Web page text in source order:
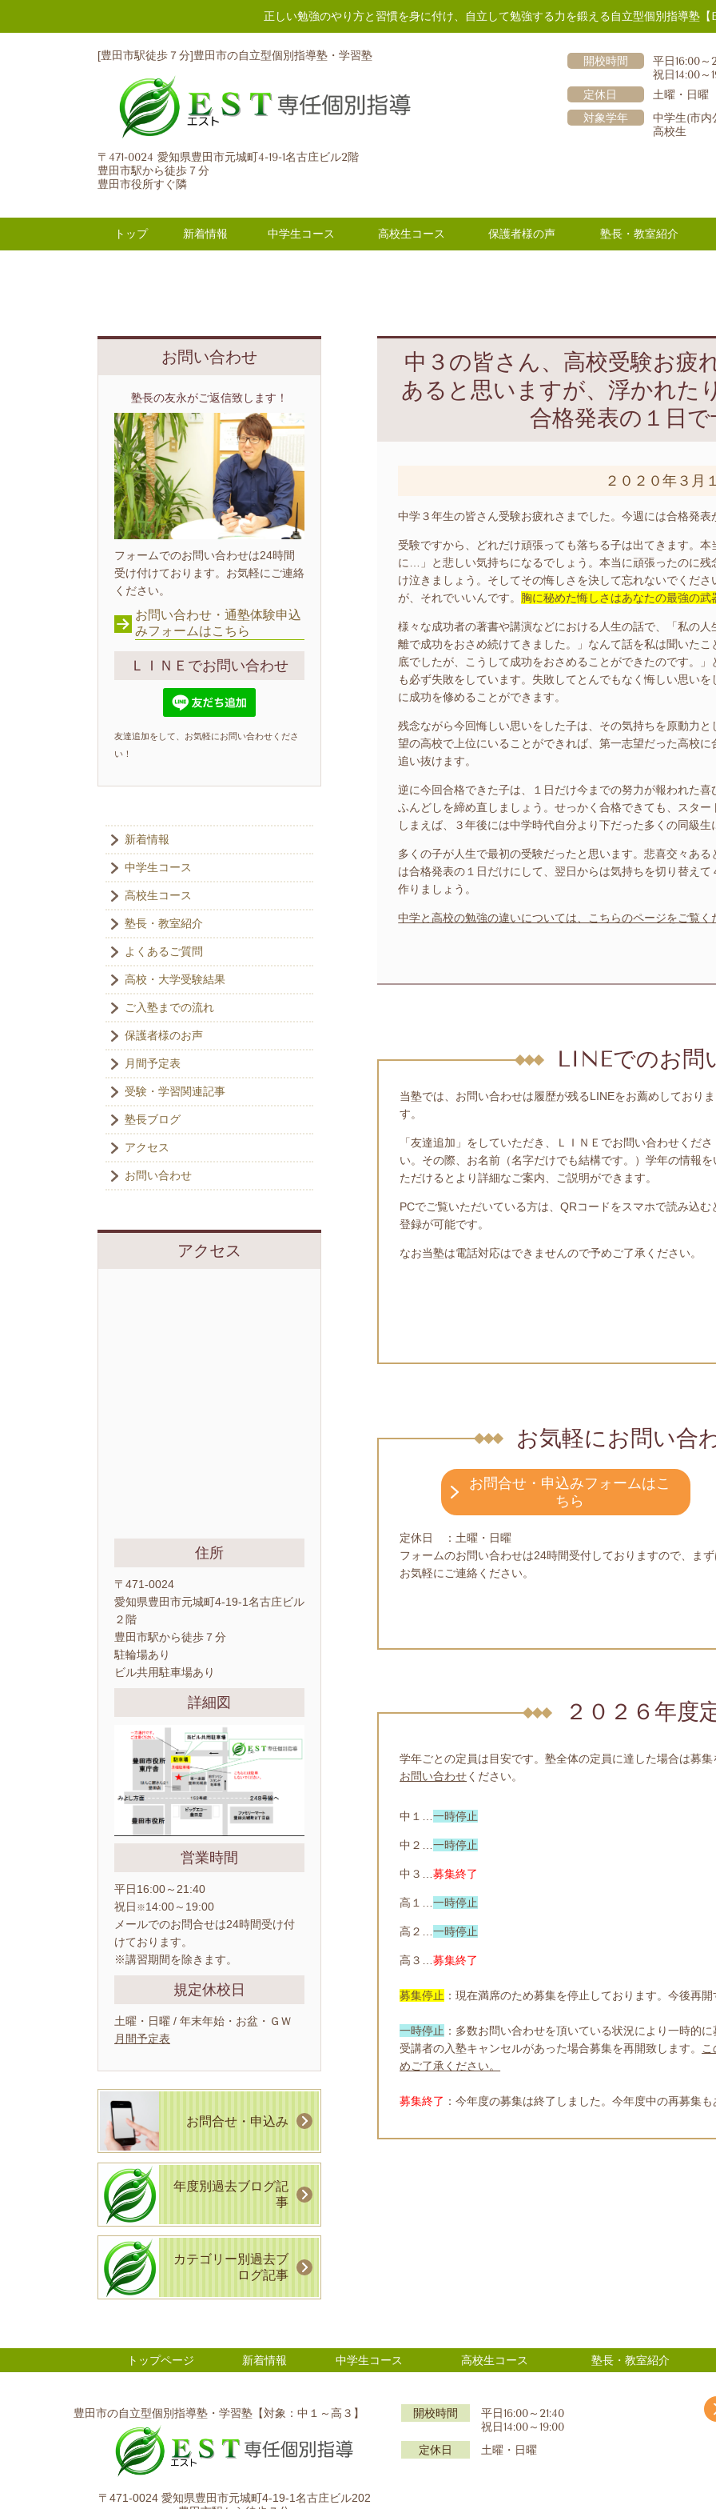
正しい勉強のやり方と習慣を身に付け、自立して勉強する力を鍛える自立型個別指導塾【
[豊田市駅徒歩７分]豊田市の自立型個別指導塾・学習塾
〒471-0024 愛知県豊田市元城町4-19-1名古庄ビル2階
豊田市駅から徒歩７分
豊田市役所すぐ隣
開校時間
平日16:00～
祝日14:00～
定休日
土曜・日曜
対象学年
中学生(市内
高校生
トップ 新着情報 中学生コース 高校生コース 保護者様の声 塾長・教室紹介
中３の皆さん、高校受験お疲
あると思いますが、浮かれた
合格発表の１日
２０２０年３月
中学３年生の皆さん受験お疲れさまでした。今週には合格発表
受験ですから、どれだけ頑張っても落ちる子は出てきます。
に…」と悲しい気持ちになるでしょう。本当に頑張ったのに
け泣きましょう。そしてその悔しさを決して忘れないでくだ
が、それでいいんです。
胸に秘めた悔しさはあなたの最強の武
様々な成功者の著書や講演などにおける人生の話で、「私の
離で成功をおさめ続けてきました。」なんて話を私は聞いた
底でしたが、こうして成功をおさめることができたのです。
も必ず失敗をしています。失敗してとんでもなく悔しい思い
に成功を修めることができます。
残念ながら今回悔しい思いをした子は、その気持ちを原動力
望の高校で上位にいることができれば、第一志望だった高校
追い抜けます。
逆に今回合格できた子は、１日だけ今までの努力が報われた
ふんどしを締め直しましょう。せっかく合格できても、スタ
しまえば、３年後には中学時代自分より下だった多くの同級
多くの子が人生で最初の受験だったと思います。悲喜交々あ
は合格発表の１日だけにして、翌日からは気持ちを切り替え
作りましょう。
中学と高校の勉強の違いについては、こちらのページをご覧く
LINEでのお問
当塾では、お問い合わせは履歴が残るLINEをお薦めしておりま
す。
「友達追加」をしていただき、ＬＩＮＥでお問い合わせくださ
い。その際、お名前（名字だけでも結構です。）学年の情報を
ただけるとより詳細なご案内、ご説明ができます。
PCでご覧いただいている方は、QRコードをスマホで読み込む
登録が可能です。
なお当塾は電話対応はできませんので予めご了承ください。
お気軽にお問い合
お問合せ・申込みフォームはこ
ちら
定休日 ：土曜・日曜
フォームのお問い合わせは24時間受付しておりますので、ま
お気軽にご連絡ください。
２０２６年度
学年ごとの定員は目安です。塾全体の定員に達した場合は募
お問い合わせください。
中１…一時停止
中２…一時停止
中３…募集終了
高１…一時停止
高２…一時停止
高３…募集終了
募集停止 ：現在満席のため募集を停止しております。今後再
一時停止 ： 多数お問い合わせを頂いている状況により一時的
受講者の入塾キャンセルがあった場合募集を再開致します。
めご了承ください。
募集終了 ：今年度の募集は終了しました。今年度中の再募集
お問い合わせ
塾長の友永がご返信致します！
フォームでのお問い合わせは24時間
受け付けております。お気軽にご連絡
ください。
お問い合わせ・通塾体験申込
みフォームはこちら
ＬＩＮＥでお問い合わせ
友達追加をして、お気軽にお問い合わせくださ
い！
新着情報
中学生コース
高校生コース
塾長・教室紹介
よくあるご質問
高校・大学受験結果
ご入塾までの流れ
保護者様のお声
月間予定表
受験・学習関連記事
塾長ブログ
アクセス
お問い合わせ
アクセス
住所
〒471-0024
愛知県豊田市元城町4-19-1名古庄ビル
２階
豊田市駅から徒歩７分
駐輪場あり
ビル共用駐車場あり
詳細図
営業時間
平日16:00～21:40
祝日 ※14:00～19:00
メールでのお問合せは24時間受け付
けております。
※講習期間を除きます。
規定休校日
土曜・日曜 / 年末年始・お盆・ＧＷ
月間予定表
お問合せ・申込み
年度別過去ブログ記
事
カテゴリー別過去ブ
ログ記事
トップページ 新着情報 中学生コース 高校生コース 塾長・教室紹介
豊田市の自立型個別指導塾・学習塾【対象：中１～高３】
〒471-0024 愛知県豊田市元城町4-19-1名古庄ビル202
開校時間
平日16:00～21:40
祝日14:00～19:00
定休日
土曜・日曜